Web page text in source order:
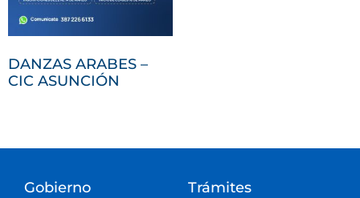
DANZAS ARABES –
CIC ASUNCIÓN
Gobierno Trámites